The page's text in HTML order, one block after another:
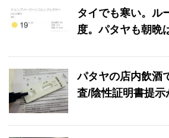
タイでも寒い。ル
度。パタヤも朝晩
パタヤの店内飲酒
査/陰性証明書提示